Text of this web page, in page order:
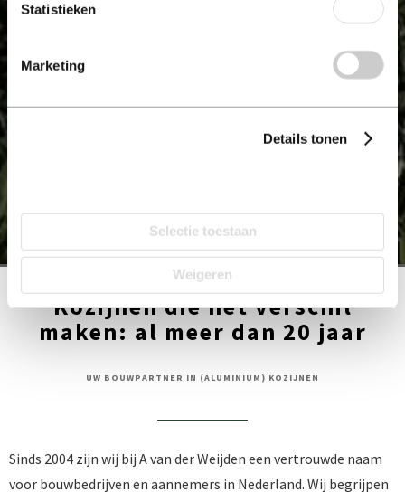
Statistieken
Marketing
Details tonen
Selectie toestaan
Weigeren
Kozijnen die het verschil
maken: al meer dan 20 jaar
UW BOUWPARTNER IN (ALUMINIUM) KOZIJNEN
Sinds 2004 zijn wij bij A van der Weijden een vertrouwde naam
voor bouwbedrijven en aannemers in Nederland. Wij begrijpen